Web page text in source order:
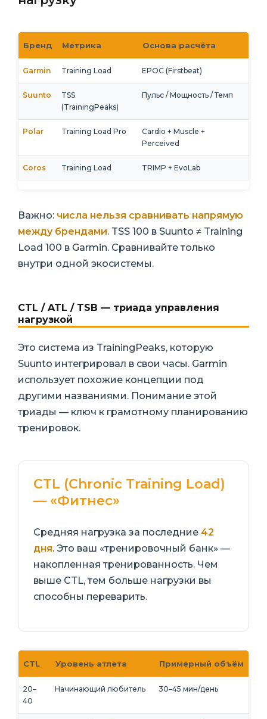
Бренд Метрика Основа расчёта
Garmin Training Load EPOC (Firstbeat)
Suunto
TSS
(TrainingPeaks)
Пульс / Мощность / Темп
Polar Training Load Pro
Cardio + Muscle +
Perceived
Coros Training Load TRIMP + EvoLab
Важно: числа нельзя сравнивать напрямую
между брендами. TSS 100 в Suunto ≠ Training
Load 100 в Garmin. Сравнивайте только
внутри одной экосистемы.
CTL / ATL / TSB — триада управления
нагрузкой
Это система из TrainingPeaks, которую
Suunto интегрировал в свои часы. Garmin
использует похожие концепции под
другими названиями. Понимание этой
триады — ключ к грамотному планированию
тренировок.
CTL (Chronic Training Load)
— «Фитнес»
Средняя нагрузка за последние 42
дня. Это ваш «тренировочный банк» —
накопленная тренированность. Чем
выше CTL, тем больше нагрузки вы
способны переварить.
CTL Уровень атлета Примерный объём
20–
40
Начинающий любитель 30–45 мин/день